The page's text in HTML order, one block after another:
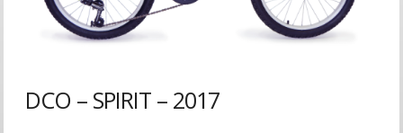
DCO – SPIRIT – 2017